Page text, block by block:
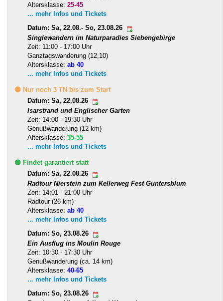
Altersklasse: 25-45
... mehr Infos und Tickets
Datum: Sa, 22.08.- So, 23.08.26
Singlewandern im Naturparadies Siebengebirge
Zeit: 11:00 - 17:00 Uhr
Ganztagswanderung (12,10)
Altersklasse: ab 40
... mehr Infos und Tickets
🟡 Nur noch 3 TN bis zum Start
Datum: Sa, 22.08.26
Isarstrand und Englischer Garten
Zeit: 14:00 - 19:30 Uhr
Genußwanderung (12 km)
Altersklasse: 35-55
... mehr Infos und Tickets
🟢 Findet garantiert statt
Datum: Sa, 22.08.26
Radtour Nierstein zum Kellerweg Fest Guntersblum
Zeit: 14:01 - 21:00 Uhr
Radtour (26 km)
Altersklasse: ab 40
... mehr Infos und Tickets
Datum: So, 23.08.26
Ein Ausflug ins Moulin Rouge
Zeit: 10:30 - 17:30 Uhr
Genußwanderung (ca. 14 km)
Altersklasse: 40-65
... mehr Infos und Tickets
Datum: So, 23.08.26